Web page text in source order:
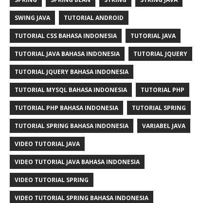
SWING JAVA TUTORIAL ANDROID
TUTORIAL CSS BAHASA INDONESIA TUTORIAL JAVA
TUTORIAL JAVA BAHASA INDONESIA TUTORIAL JQUERY
TUTORIAL JQUERY BAHASA INDONESIA
TUTORIAL MYSQL BAHASA INDONESIA TUTORIAL PHP
TUTORIAL PHP BAHASA INDONESIA TUTORIAL SPRING
TUTORIAL SPRING BAHASA INDONESIA VARIABEL JAVA
VIDEO TUTORIAL JAVA
VIDEO TUTORIAL JAVA BAHASA INDONESIA
VIDEO TUTORIAL SPRING
VIDEO TUTORIAL SPRING BAHASA INDONESIA